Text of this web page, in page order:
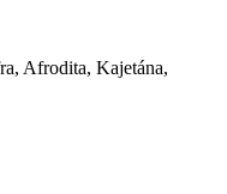
Afrodita, Kajetána,